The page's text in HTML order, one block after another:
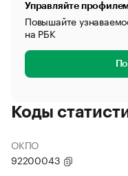
Управляйте
Повышайте
на РБК
Коды
ОКПО
92200043